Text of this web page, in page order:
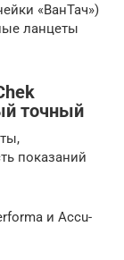
«ВанТач»)
ланцеты
точный
показаний
и Accu-